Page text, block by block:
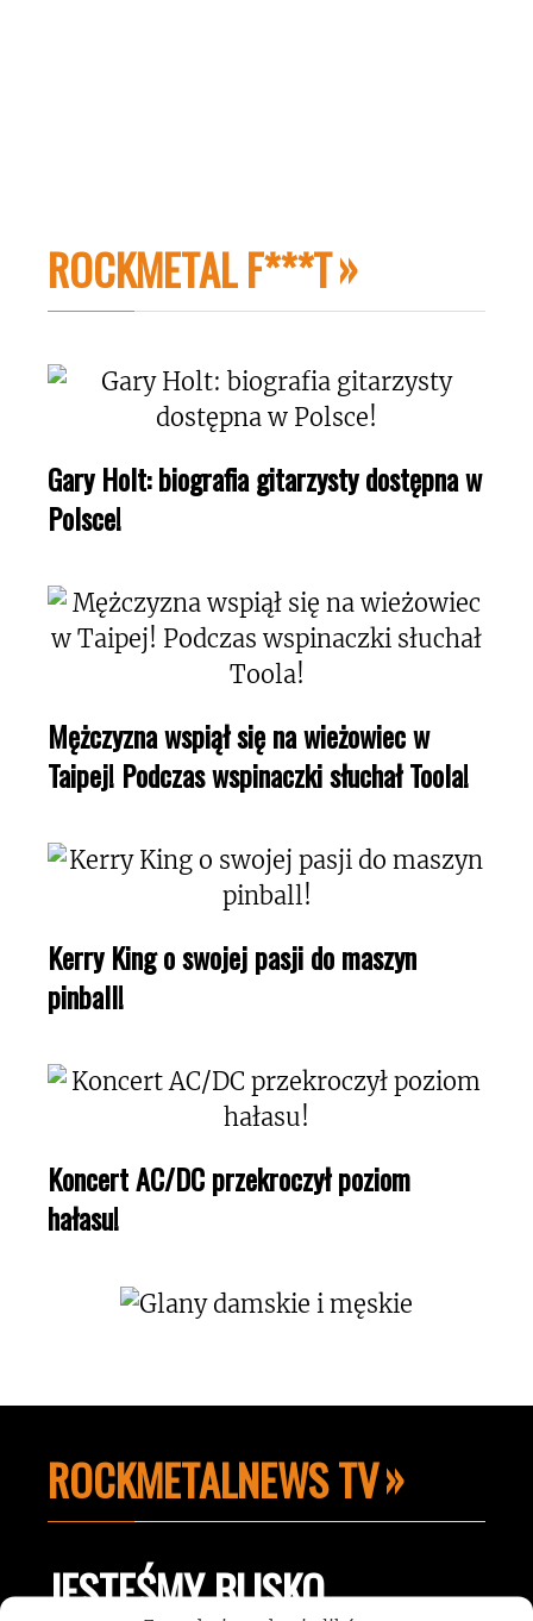
ROCKMETAL F***T
Gary Holt: biografia gitarzysty dostępna w
Polsce!
Mężczyzna wspiął się na wieżowiec w
Taipej! Podczas wspinaczki słuchał Toola!
Kerry King o swojej pasji do maszyn
pinball!
Koncert AC/DC przekroczył poziom
hałasu!
ROCKMETALNEWS TV
JESTEŚMY BLISKO